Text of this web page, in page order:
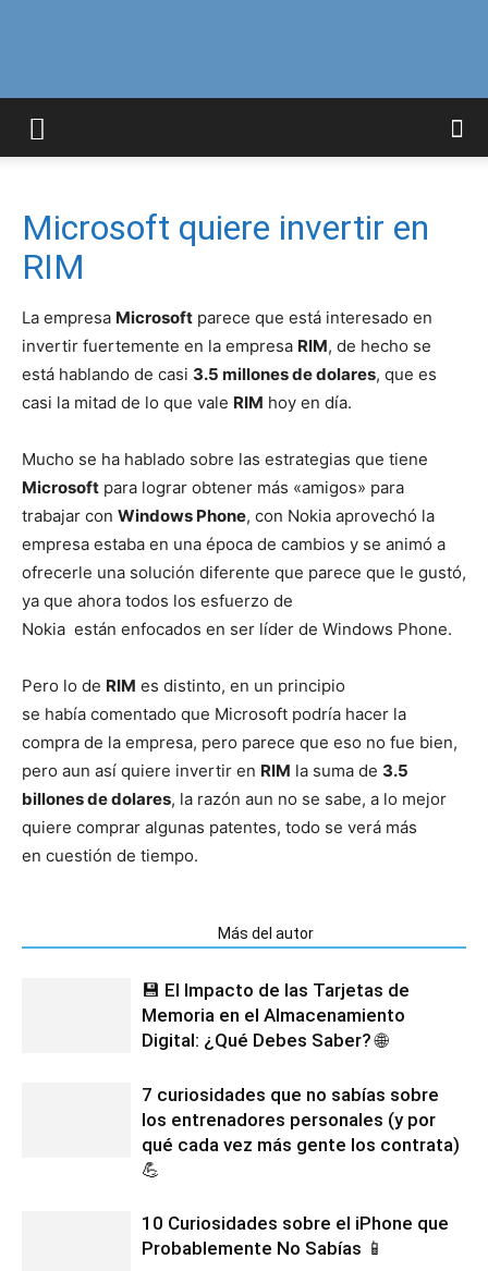
Curiosidades
Mundo
Microsoft quiere invertir en
RIM
La empresa Microsoft parece que está interesado en
invertir fuertemente en la empresa RIM, de hecho se
está hablando de casi 3.5 millones de dolares, que es
casi la mitad de lo que vale RIM hoy en día.
Mucho se ha hablado sobre las estrategias que tiene
Microsoft para lograr obtener más «amigos» para
trabajar con Windows Phone, con Nokia aprovechó la
empresa estaba en una época de cambios y se animó a
ofrecerle una solución diferente que parece que le gustó,
ya que ahora todos los esfuerzo de
Nokia están enfocados en ser líder de Windows Phone.
Pero lo de RIM es distinto, en un principio
se había comentado que Microsoft podría hacer la
compra de la empresa, pero parece que eso no fue bien,
pero aun así quiere invertir en RIM la suma de 3.5
billones de dolares, la razón aun no se sabe, a lo mejor
quiere comprar algunas patentes, todo se verá más
en cuestión de tiempo.
Más del autor
💾 El Impacto de las Tarjetas de
Memoria en el Almacenamiento
Digital: ¿Qué Debes Saber? 🌐
7 curiosidades que no sabías sobre
los entrenadores personales (y por
qué cada vez más gente los contrata)
💪
10 Curiosidades sobre el iPhone que
Probablemente No Sabías 📱